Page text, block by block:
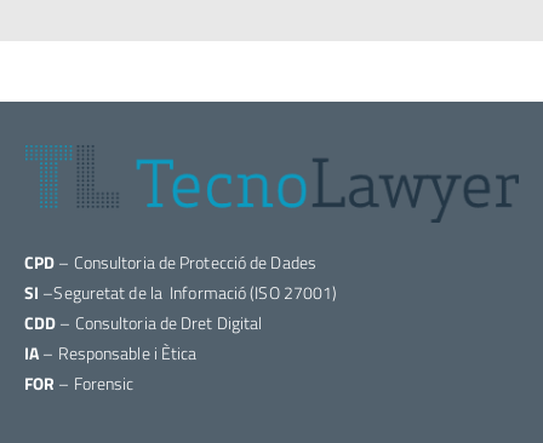
CPD– Consultoria de Protecció de Dades
SI –Seguretat de la Informació (ISO 27001)
CDD– Consultoria de Dret Digital
IA– Responsable i Ètica
FOR – Forensic